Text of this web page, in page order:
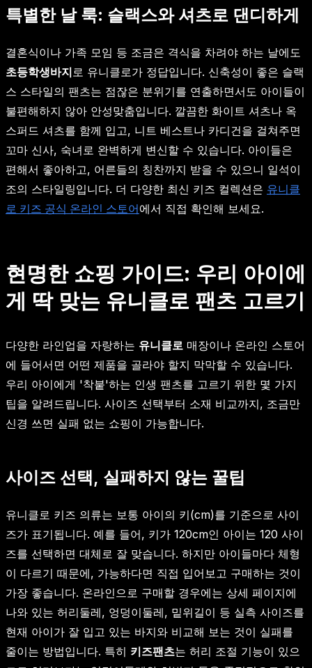
특별한 날 룩: 슬랙스와 셔츠로 댄디하게
결혼식이나 가족 모임 등 조금은 격식을 차려야 하는 날에도
초등학생바지로 유니클로가 정답입니다. 신축성이 좋은 슬랙
스 스타일의 팬츠는 점잖은 분위기를 연출하면서도 아이들이
불편해하지 않아 안성맞춤입니다. 깔끔한 화이트 셔츠나 옥
스퍼드 셔츠를 함께 입고, 니트 베스트나 카디건을 걸쳐주면
꼬마 신사, 숙녀로 완벽하게 변신할 수 있습니다. 아이들은
편해서 좋아하고, 어른들의 칭찬까지 받을 수 있으니 일석이
조의 스타일링입니다. 더 다양한 최신 키즈 컬렉션은 유니클
로 키즈 공식 온라인 스토어에서 직접 확인해 보세요.
현명한 쇼핑 가이드: 우리 아이에
게 딱 맞는 유니클로 팬츠 고르기
다양한 라인업을 자랑하는 유니클로 매장이나 온라인 스토어
에 들어서면 어떤 제품을 골라야 할지 막막할 수 있습니다.
우리 아이에게 '착붙'하는 인생 팬츠를 고르기 위한 몇 가지
팁을 알려드립니다. 사이즈 선택부터 소재 비교까지, 조금만
신경 쓰면 실패 없는 쇼핑이 가능합니다.
사이즈 선택, 실패하지 않는 꿀팁
유니클로 키즈 의류는 보통 아이의 키(cm)를 기준으로 사이
즈가 표기됩니다. 예를 들어, 키가 120cm인 아이는 120 사이
즈를 선택하면 대체로 잘 맞습니다. 하지만 아이들마다 체형
이 다르기 때문에, 가능하다면 직접 입어보고 구매하는 것이
가장 좋습니다. 온라인으로 구매할 경우에는 상세 페이지에
나와 있는 허리둘레, 엉덩이둘레, 밑위길이 등 실측 사이즈를
현재 아이가 잘 입고 있는 바지와 비교해 보는 것이 실패를
줄이는 방법입니다. 특히 키즈팬츠는 허리 조절 기능이 있으